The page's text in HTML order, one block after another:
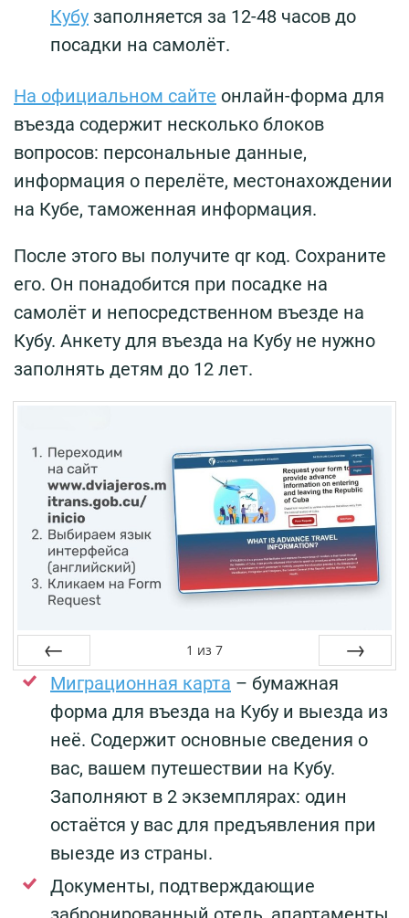
Кубу заполняется за 12-48 часов до
посадки на самолёт.
На официальном сайте онлайн-форма для
въезда содержит несколько блоков
вопросов: персональные данные,
информация о перелёте, местонахождении
на Кубе, таможенная информация.
После этого вы получите qr код. Сохраните
его. Он понадобится при посадке на
самолёт и непосредственном въезде на
Кубу. Анкету для въезда на Кубу не нужно
заполнять детям до 12 лет.
Назад
1 из 7
Далее
Миграционная карта – бумажная
форма для въезда на Кубу и выезда из
неё. Содержит основные сведения о
вас, вашем путешествии на Кубу.
Заполняют в 2 экземплярах: один
остаётся у вас для предъявления при
выезде из страны.
Документы, подтверждающие